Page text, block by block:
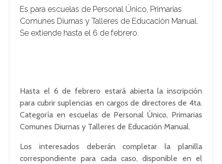
Es para escuelas de Personal Único, Primarias
Comunes Diurnas y Talleres de Educación Manual.
Se extiende hasta el 6 de febrero.
Hasta el 6 de febrero estará abierta la inscripción
para cubrir suplencias en cargos de directores de 4ta.
Categoría en escuelas de Personal Único, Primarias
Comunes Diurnas y Talleres de Educación Manual.
Los interesados deberán completar la planilla
correspondiente para cada caso, disponible en el